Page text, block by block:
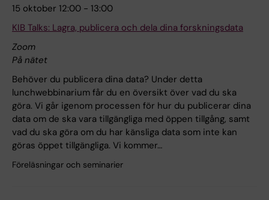
15 oktober 12:00 - 13:00
KIB Talks: Lagra, publicera och dela dina forskningsdata
Zoom
På nätet
Behöver du publicera dina data? Under detta
lunchwebbinarium får du en översikt över vad du ska
göra. Vi går igenom processen för hur du publicerar dina
data om de ska vara tillgängliga med öppen tillgång, samt
vad du ska göra om du har känsliga data som inte kan
göras öppet tillgängliga. Vi kommer…
Föreläsningar och seminarier